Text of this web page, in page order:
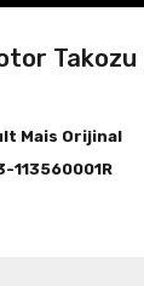
Mais Orijinal
113560001R